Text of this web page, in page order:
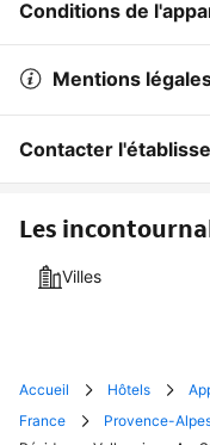
Conditions de
Mentions
Contacter
Les
Villes
Accueil Hôtels
France
Provence-